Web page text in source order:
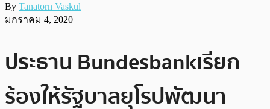
By Tanatorn Vaskul
มกราคม 4, 2020
ประธาน Bundesbank เรียก
ร้องให้รัฐบาลยุโรปพัฒนา